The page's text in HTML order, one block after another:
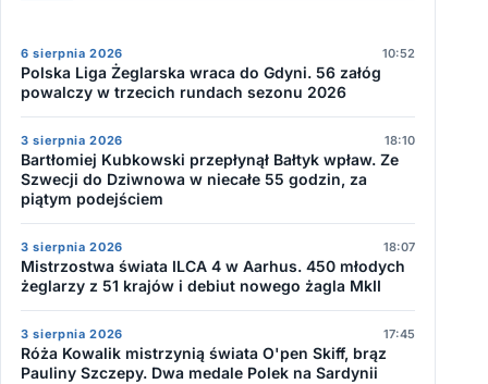
6 sierpnia 2026 10:52
Polska Liga Żeglarska wraca do Gdyni. 56 załóg
powalczy w trzecich rundach sezonu 2026
3 sierpnia 2026 18:10
Bartłomiej Kubkowski przepłynął Bałtyk wpław. Ze
Szwecji do Dziwnowa w niecałe 55 godzin, za
piątym podejściem
3 sierpnia 2026 18:07
Mistrzostwa świata ILCA 4 w Aarhus. 450 młodych
żeglarzy z 51 krajów i debiut nowego żagla MkII
3 sierpnia 2026 17:45
Róża Kowalik mistrzynią świata O'pen Skiff, brąz
Pauliny Szczepy. Dwa medale Polek na Sardynii